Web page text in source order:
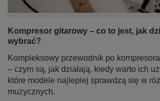
Kompresor gitarowy – co to jest, jak
wybrać?
Kompleksowy przewodnik po
– czym są, jak działają, kiedy warto ich
które modele najlepiej sprawdzą się w
muzycznych.